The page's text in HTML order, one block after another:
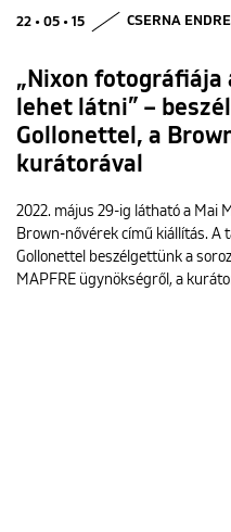
22 • 05 • 15 CSERNA ENDRE
„Nixon fotográfiája
lehet látni” –
Gollonettel, a
kurátorával
2022. május 29-ig látható a Mai
Brown-nővérek című kiállítás. A
Gollonettel beszélgettünk a
MAPFRE ügynökségről, a